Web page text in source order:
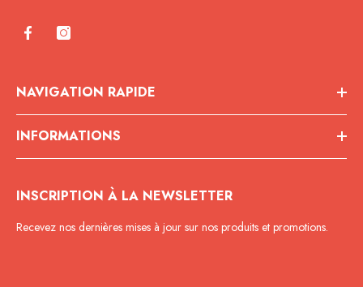
NAVIGATION RAPIDE
INFORMATIONS
INSCRIPTION À LA NEWSLETTER
Recevez nos dernières mises à jour sur nos produits et promotions.